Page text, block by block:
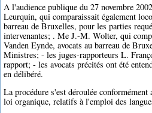
A l'audience publique du 27 novembre
Leurquin, qui comparaissait également
barreau de Bruxelles, pour les parties
intervenantes; . Me J.-M. Wolter, qui
Vanden Eynde, avocats au barreau de
Ministres; - les juges-rapporteurs L.
rapport; - les avocats précités ont été
en délibéré.
La procédure s'est déroulée
loi organique, relatifs à l'emploi des